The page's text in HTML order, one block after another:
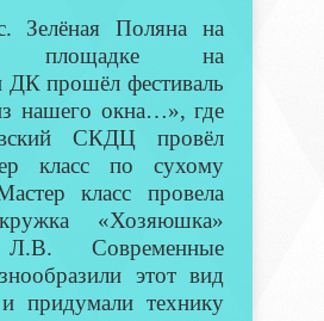
Зелёная Поляна на
площадке на
ДК прошёл фестиваль
нашего окна…», где
СКДЦ провёл
класс по сухому
класс провела
«Хозяюшка»
Современные
этот вид
придумали технику